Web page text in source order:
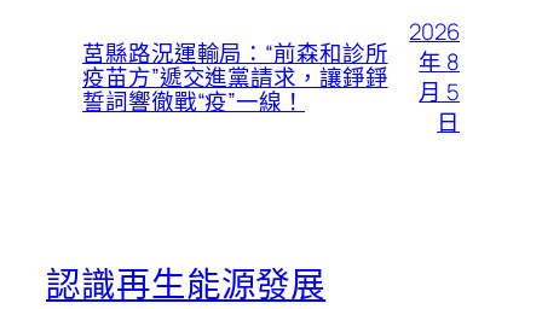
莒縣路況運輸局：“前森和診所
疫苗方”遞交進黨請求，讓錚錚
誓詞響徹戰“疫”一線！
2026
年 8
月 5
日
認識再生能源發展